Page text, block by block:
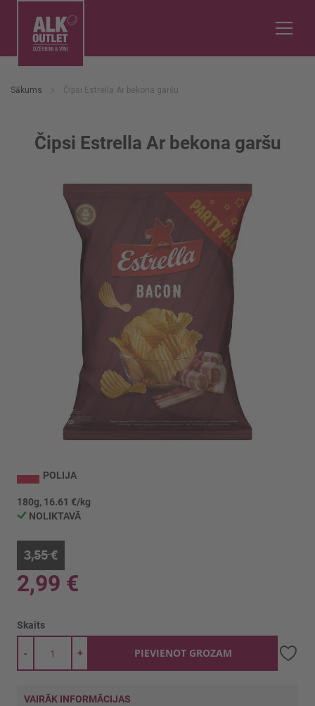
Sākums Čipsi Estrella Ar bekona garšu
Čipsi Estrella Ar bekona garšu
uz
galerijas
sākumu
POLIJA
180g, 16.61 €/kg
NOLIKTAVĀ
3,55 €
2,99 €
Skaits
+
- PIEVIENOT GROZAM
VAIRĀK INFORMĀCIJAS